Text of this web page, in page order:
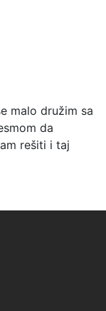
malo družim sa
da
rešiti i taj